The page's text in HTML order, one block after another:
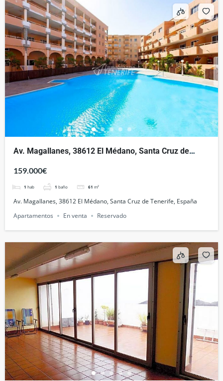
Av. Magallanes, 38612 El Médano, Santa Cruz de
159.000€
1 hab 1 baño 61 m²
Av. Magallanes, 38612 El Médano, Santa Cruz de Tenerife, España
Apartamentos
En venta Reservado